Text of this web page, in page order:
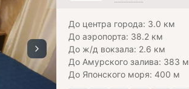
До центра города: 3.0 км
До аэропорта: 38.2 км
До ж/д вокзала: 2.6 км
До Амурского залива: 383 м
До Японского моря: 400 м